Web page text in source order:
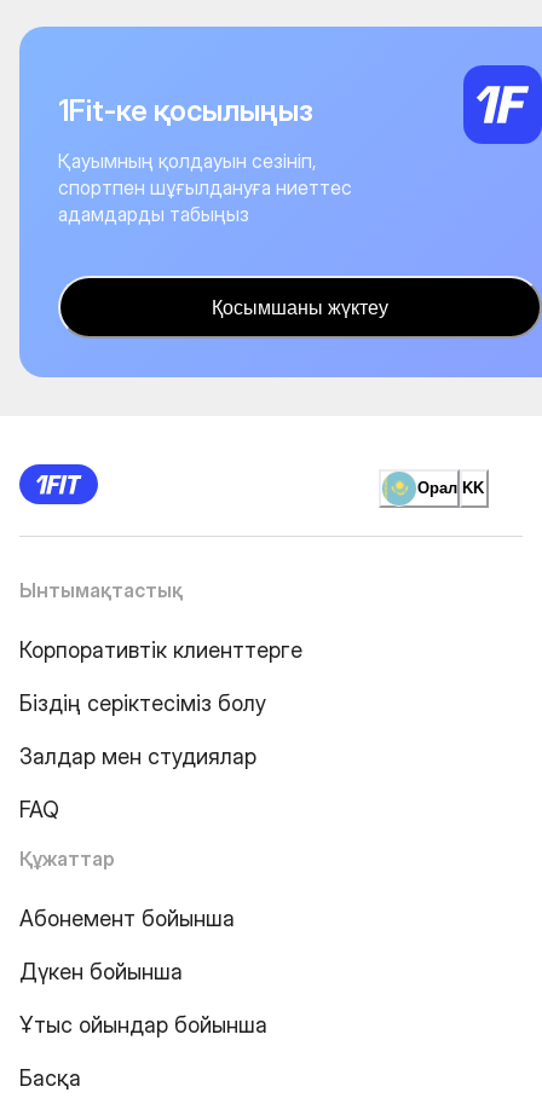
1Fit-ке қосылыңыз
Қауымның қолдауын сезініп,
спортпен шұғылдануға ниеттес
адамдарды табыңыз
Қосымшаны жүктеу
Орал KK
Ынтымақтастық
Корпоративтік клиенттерге
Біздің серіктесіміз болу
Залдар мен студиялар
FAQ
Құжаттар
Абонемент бойынша
Дүкен бойынша
Ұтыс ойындар бойынша
Басқа